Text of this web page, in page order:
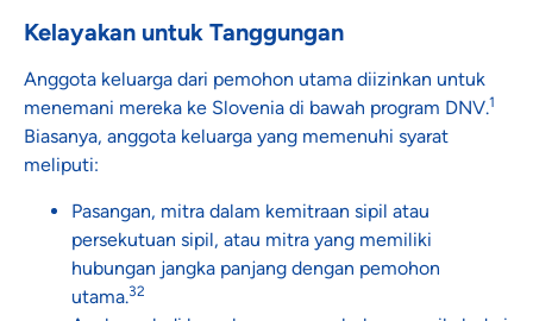
Kelayakan untuk Tanggungan
Anggota keluarga dari pemohon utama diizinkan untuk
menemani mereka ke Slovenia di bawah program DNV.1
Biasanya, anggota keluarga yang memenuhi syarat
meliputi:
Pasangan, mitra dalam kemitraan sipil atau
persekutuan sipil, atau mitra yang memiliki
hubungan jangka panjang dengan pemohon
utama.32